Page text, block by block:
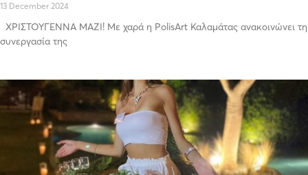
13 December 2024
ΧΡΙΣΤΟΥΓΕΝΝΑ ΜΑΖΙ! Με χαρά η PolisArt Καλαμάτας ανακοινώνει τη
συνεργασία της